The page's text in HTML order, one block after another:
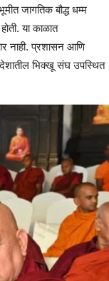
जागतिक बौद्ध धम्म
या काळात
नाही. प्रशासन आणि
देशातील भिक्खू संघ उपस्थित